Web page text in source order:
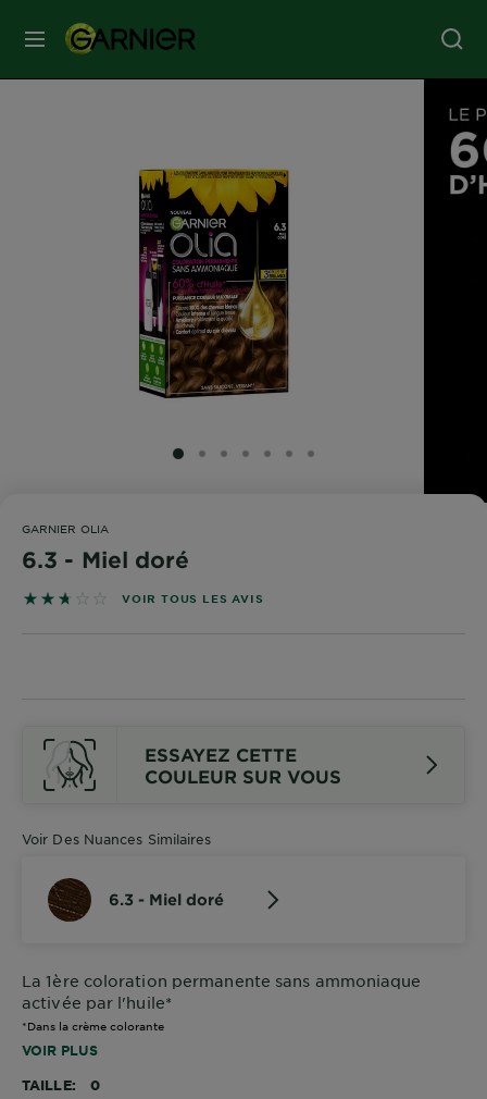
MENU
COLORATION
NOS
l'ingrédient
Garnier x
Gisele
Notre
SLIDE 1
SLIDE 2
SLIDE 3
SLIDE 4
SLIDE 5
SLIDE 6
SLIDE 7
GARNIER OLIA
6.3 - Miel doré
2.7 sur 5 étoiles basé sur les avis
VOIR TOUS LES AVIS
ESSAYEZ CETTE
COULEUR SUR VOUS
Voir Des Nuances Similaires
6.3 - Miel doré
La 1ère coloration permanente sans ammoniaque
activée par l'huile*
*Dans la crème colorante
VOIR PLUS
TAILLE 0